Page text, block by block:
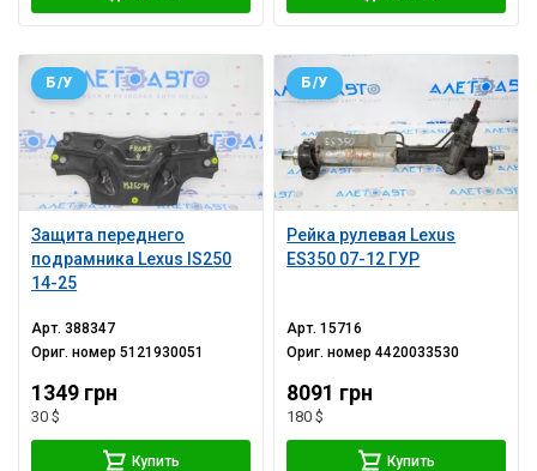
Защита переднего
подрамника Lexus IS250
14-25
Б/У
Арт.388347
Ориг. номер5121930051
1349 грн
30 $
Купить
Рейка рулевая Lexus
ES350 07-12 ГУР
Б/У
Арт.15716
Ориг. номер4420033530
8091 грн
180 $
Купить